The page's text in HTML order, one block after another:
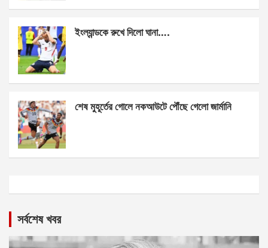
ইংল্যান্ডকে রুখে দিলো ঘানা….
শেষ মুহূর্তের গোলে নকআউটে পৌঁছে গেলো জার্মানি
সর্বশেষ খবর